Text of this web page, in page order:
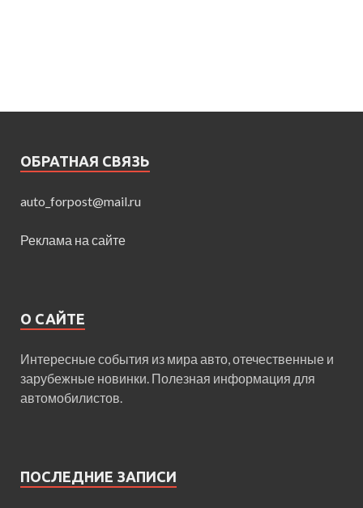
ОБРАТНАЯ СВЯЗЬ
auto_forpost@mail.ru
Реклама на сайте
О САЙТЕ
Интересные события из мира авто, отечественные и
зарубежные новинки. Полезная информация для
автомобилистов.
ПОСЛЕДНИЕ ЗАПИСИ